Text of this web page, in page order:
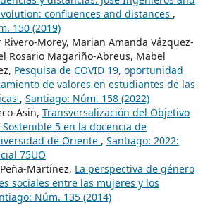
confluences and distances ,
150 (2019)
Rivero-Morey, Marian Amanda Vázquez-
Rosario Magariño-Abreus, Mabel
Pesquisa de COVID 19, oportunidad
de valores en estudiantes de las
, Santiago: Núm. 158 (2022)
Asin, Transversalización del Objetivo
5 en la docencia de
de Oriente , Santiago: 2022:
75UO
Martínez, La perspectiva de género
sociales entre las mujeres y los
Núm. 135 (2014)